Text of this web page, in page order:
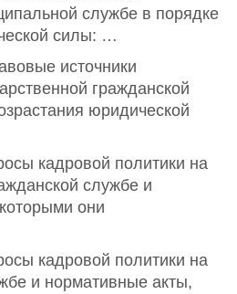
службе в порядке
силы: …
источники
гражданской
юридической
кадровой политики на
службе и
они
кадровой политики на
и нормативные акты,